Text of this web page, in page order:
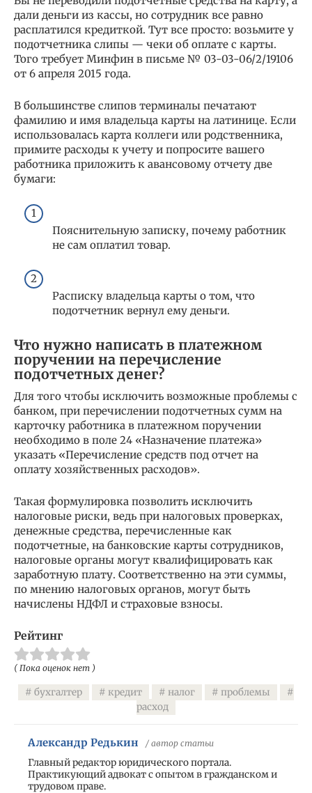
дали деньги из кассы, но сотрудник все равно
расплатился кредиткой. Тут все просто: возьмите у
подотчетника слипы — чеки об оплате с карты.
Того требует Минфин в письме № 03-03-06/2/19106
от 6 апреля 2015 года.
В большинстве слипов терминалы печатают
фамилию и имя владельца карты на латинице. Если
использовалась карта коллеги или родственника,
примите расходы к учету и попросите вашего
работника приложить к авансовому отчету две
бумаги:
Пояснительную записку, почему работник
не сам оплатил товар.
Расписку владельца карты о том, что
подотчетник вернул ему деньги.
Что нужно написать в платежном
поручении на перечисление
подотчетных денег?
Для того чтобы исключить возможные проблемы с
банком, при перечислении подотчетных сумм на
карточку работника в платежном поручении
необходимо в поле 24 «Назначение платежа»
указать «Перечисление средств под отчет на
оплату хозяйственных расходов».
Такая формулировка позволить исключить
налоговые риски, ведь при налоговых проверках,
денежные средства, перечисленные как
подотчетные, на банковские карты сотрудников,
налоговые органы могут квалифицировать как
заработную плату. Соответственно на эти суммы,
по мнению налоговых органов, могут быть
начислены НДФЛ и страховые взносы.
Рейтинг
( Пока оценок нет )
бухгалтер кредит налог
проблемы
расход
Александр Редькин / автор статьи
Главный редактор юридического портала.
Практикующий адвокат с опытом в гражданском и
трудовом праве.